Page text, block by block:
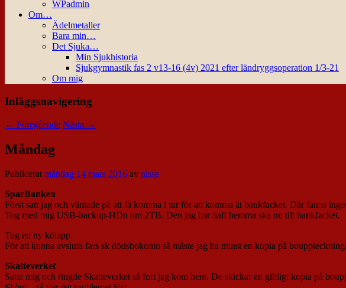
WPadmin
Om…
Ädelmetaller
Bara min…
Det Sjuka…
Min Sjukhistoria
Sjukgymnastik fas 2 v13-16 (4v) 2021 efter ländryggsoperation 1/3-21
Om mig
Inläggsnavigering
← Föregående Nästa →
Måndag
Publiceratmåndag 14 mars 2016 av nisse
SparBanken
Först satt jag och väntade på att få komma i tur för att komma åt bankfacket. Där fanns
Tog med mig USB-backup-HDn om 2TB. Den jag har haft hemma ska nu till bankfacket.
Tog en ny kölapp.
För att kunna avsluta fars sk dödsbokonto så måste jag ha minst en kopia på
Skatteverket
Satte mig och ringde Skatteverket så fort jag kom hem. De skickar en giltligt kopia på